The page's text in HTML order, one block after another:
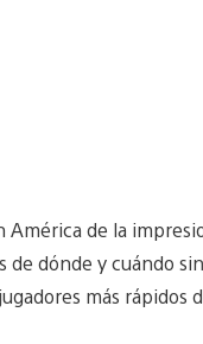
de la
de dónde y cuándo
más